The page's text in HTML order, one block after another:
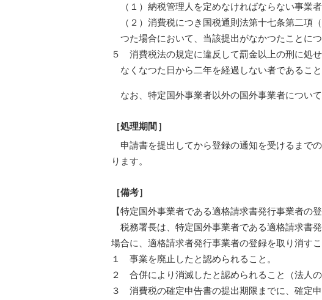
（１）納税管理人を定めなければならない事業
（２）消費税につき国税通則法第十七条第二
つた場合において、当該提出がなかつたことに
５ 消費税法の規定に違反して罰金以上の刑に処
なくなつた日から二年を経過しない者であること
なお、特定国外事業者以外の国外事業者につい
［処理期間］
申請書を提出してから登録の通知を受けるまで
ります。
［備考］
【特定国外事業者である適格請求書発行事業者の
税務署長は、特定国外事業者である適格請求書
場合に、適格請求者発行事業者の登録を取り消すこ
１ 事業を廃止したと認められること。
２ 合併により消滅したと認められること（法人の
３ 消費税の確定申告書の提出期限までに、確定